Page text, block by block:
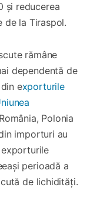
și reducerea
de la Tiraspol.
rămâne
dependentă de
exporturile
Polonia
importuri au
perioadă a
de lichidități.